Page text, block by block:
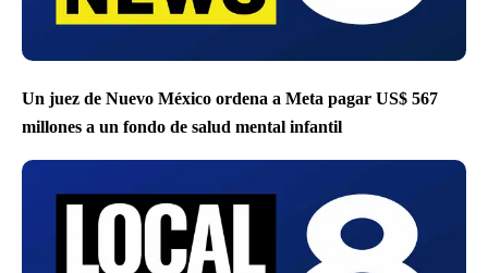
Un juez de Nuevo México ordena a Meta pagar US$ 567
millones a un fondo de salud mental infantil